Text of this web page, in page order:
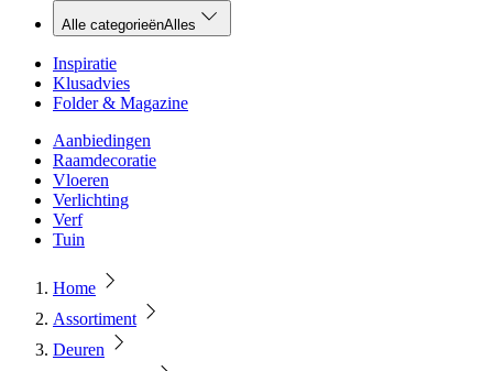
Alle categorieënAlles
Inspiratie
Klusadvies
Folder & Magazine
Aanbiedingen
Raamdecoratie
Vloeren
Verlichting
Verf
Tuin
Home
Assortiment
Deuren